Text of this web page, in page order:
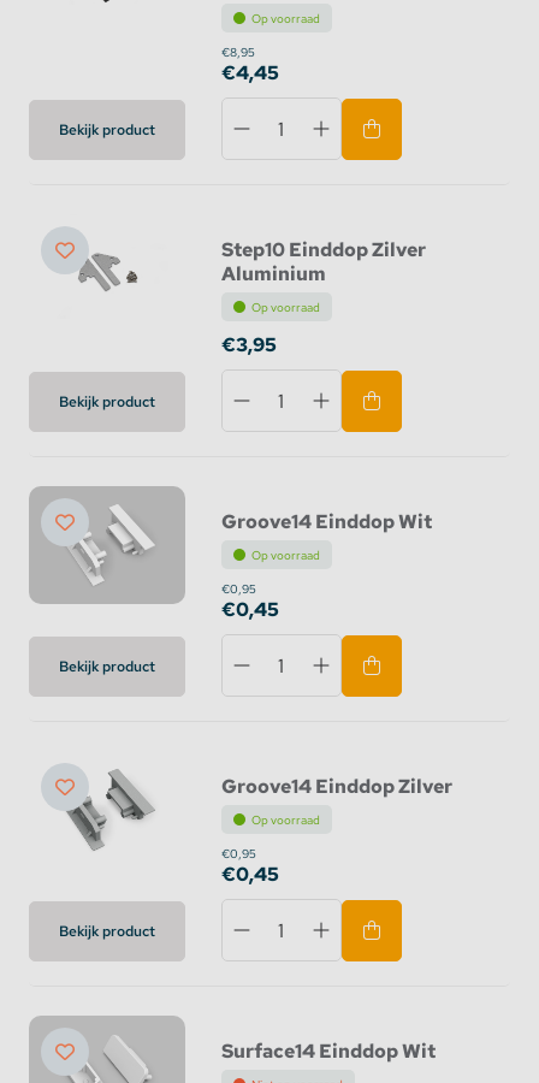
Bekijk product
Op voorraad
€8,95
€4,45
Bekijk product
Step10 Einddop Zilver
Aluminium
Op voorraad
€3,95
Bekijk product
Groove14 Einddop Wit
Op voorraad
€0,95
€0,45
Bekijk product
Groove14 Einddop Zilver
Op voorraad
€0,95
€0,45
Surface14 Einddop Wit